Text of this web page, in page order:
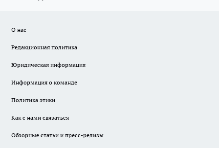
О нас
Редакционная политика
Юридическая информация
Информация о команде
Политика этики
Как с нами связаться
Обзорные статьи и пресс-релизы